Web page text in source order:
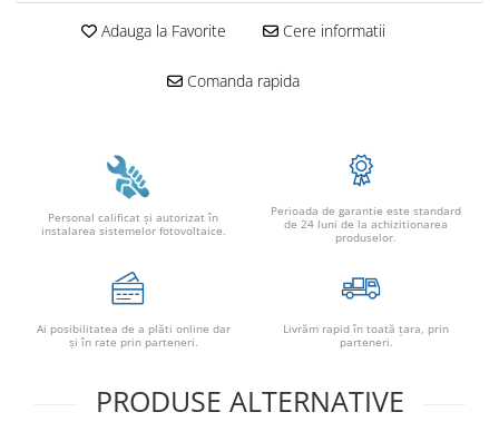
Adauga la Favorite Cere informatii
Comanda rapida
Personal calificat şi autorizat în
instalarea sistemelor fotovoltaice.
Perioada de garantie este standard
de 24 luni de la achizitionarea
produselor.
Ai posibilitatea de a plăti online dar
şi în rate prin parteneri.
Livrăm rapid în toată țara, prin
parteneri.
PRODUSE ALTERNATIVE